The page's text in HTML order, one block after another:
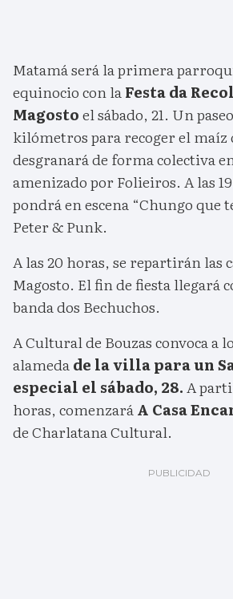
Matamá será la primera
equinocio con laFesta da
Magostoel sábado, 21. Un
kilómetros para recoger el maíz
desgranará de forma colectiva
amenizado por Folieiros. A las
pondrá en escena “Chungo que
Peter & Punk.
A las 20 horas, se repartirán las
Magosto. El fin de fiesta llegará
banda dos Bechuchos.
A Cultural de Bouzas convoca a
alamedade la villa para un
especial el sábado, 28.A
horas, comenzaráA Casa
de Charlatana Cultural.